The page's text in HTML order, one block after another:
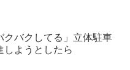
クバクしてる」立体駐車
しようとしたら